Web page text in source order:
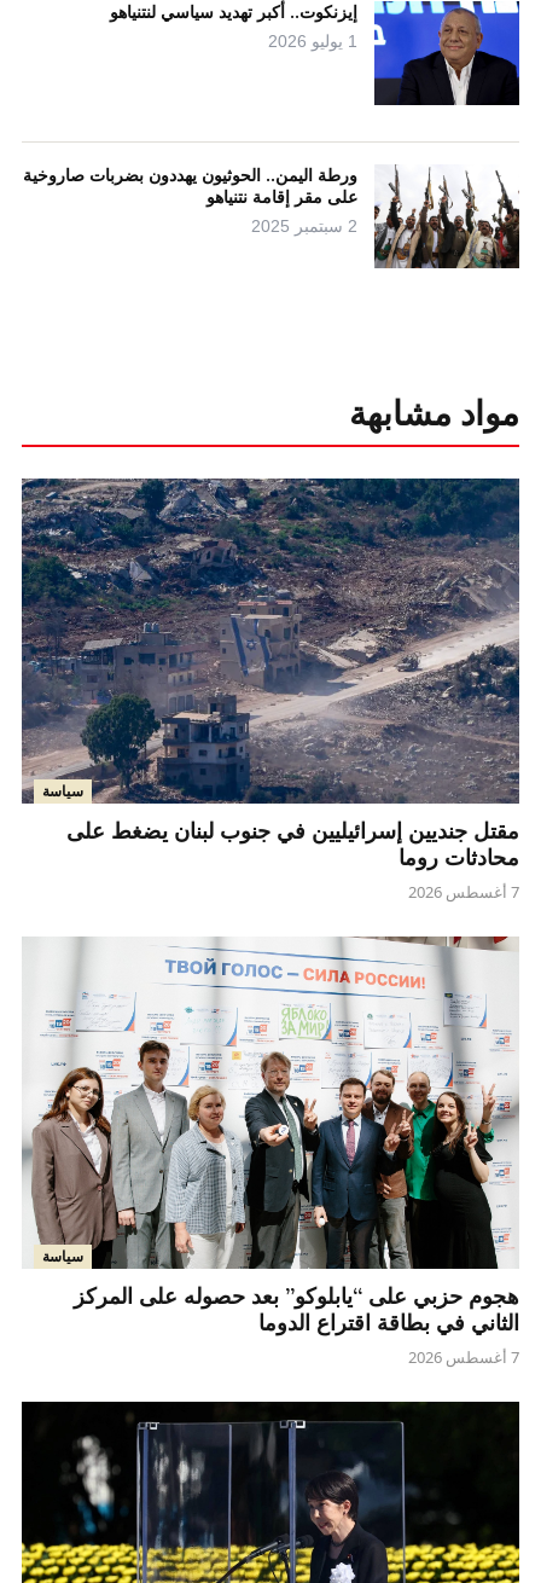
إيزنكوت.. أكبر تهديد سياسي لنتنياهو
1 يوليو 2026
ورطة اليمن.. الحوثيون يهددون بضربات صاروخية
على مقر إقامة نتنياهو
2 سبتمبر 2025
مواد مشابهة
سياسة
مقتل جنديين إسرائيليين في جنوب لبنان يضغط على
محادثات روما
7 أغسطس 2026
سياسة
هجوم حزبي على “يابلوكو” بعد حصوله على المركز
الثاني في بطاقة اقتراع الدوما
7 أغسطس 2026